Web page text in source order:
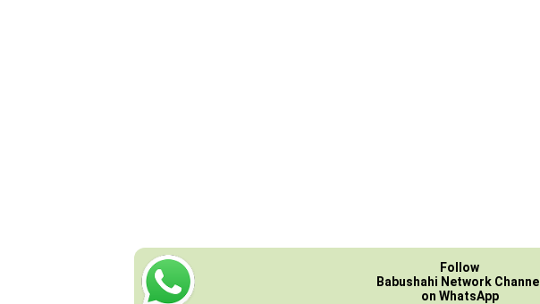
Follow
Babushahi Network Channel
on WhatsApp